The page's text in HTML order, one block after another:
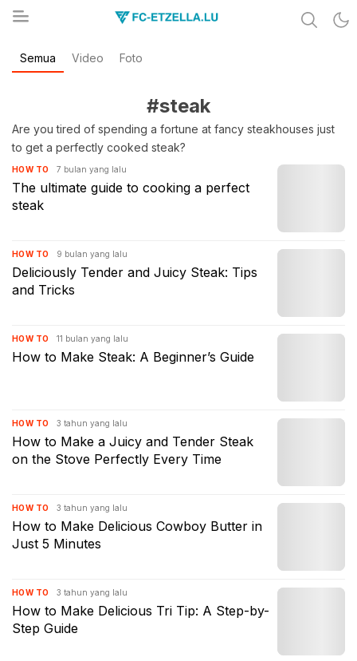
FC-ETZELLA.LU
Share & Learn The World
Semua Video Foto
#steak
Are you tired of spending a fortune at fancy steakhouses just
to get a perfectly cooked steak?
HOW TO 7 bulan yang lalu
The ultimate guide to cooking a perfect
steak
HOW TO 9 bulan yang lalu
Deliciously Tender and Juicy Steak: Tips
and Tricks
HOW TO 11 bulan yang lalu
How to Make Steak: A Beginner’s Guide
HOW TO 3 tahun yang lalu
How to Make a Juicy and Tender Steak
on the Stove Perfectly Every Time
HOW TO 3 tahun yang lalu
How to Make Delicious Cowboy Butter in
Just 5 Minutes
HOW TO 3 tahun yang lalu
How to Make Delicious Tri Tip: A Step-by-
Step Guide